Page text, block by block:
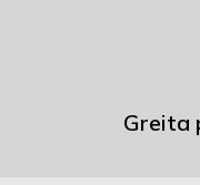
Greita